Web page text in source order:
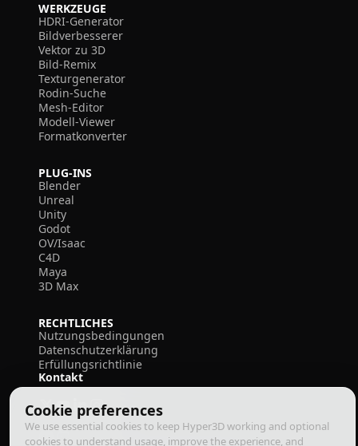
Cookie preferences
We use essential cookies to keep Hyper3D working and optional
cookies to understand usage, improve the experience, and
WERKZEUGE
HDRI-Generator
Bildverbesserer
Vektor zu 3D
Bild-Remix
Texturgenerator
Rodin-Suche
Mesh-Editor
Modell-Viewer
Formatkonverter
PLUG-INS
Blender
Unreal
Unity
Godot
OV/Isaac
C4D
Maya
3D Max
RECHTLICHES
Nutzungsbedingungen
Datenschutzerklärung
Erfüllungsrichtlinie
Kontakt